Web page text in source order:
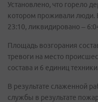
Установлено, что горело
котором проживали люди.
23:10, ликвидировано –
Площадь возгорания
тревоги на место
состава и 6 единиц техники.
В результате слаженной
службы в результате